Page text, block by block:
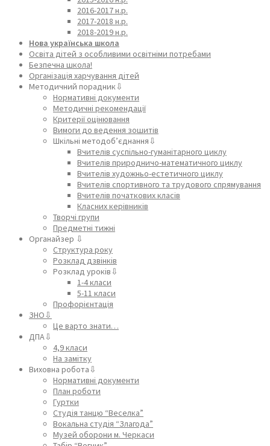
2016-2017 н.р.
2017-2018 н.р.
2018-2019 н.р.
Нова українська школа
Освіта дітей з особливими освітніми потребами
Безпечна школа!
Організація харчування дітей
Методичний порадник⇩
Нормативні документи
Методичні рекомендації
Критерії оцінювання
Вимоги до ведення зошитів
Шкільні методоб’єднання⇩
Вчителів суспільно-гуманітарного циклу
Вчителів природничо-математичного циклу
Вчителів художньо-естетичного циклу
Вчителів спортивного та трудового спрямування
Вчителів початкових класів
Класних керівників
Творчі групи
Предметні тижні
Органайзер ⇩
Структура року
Розклад дзвінків
Розклад уроків⇩
1-4 класи
5-11 класи
Профорієнтація
ЗНО⇩
Це варто знати…
ДПА⇩
4,9 класи
На замітку
Виховна робота⇩
Нормативні документи
План роботи
Гуртки
Студія танцю “Веселка”
Вокальна студія “Злагода”
Музей оборони м. Черкаси